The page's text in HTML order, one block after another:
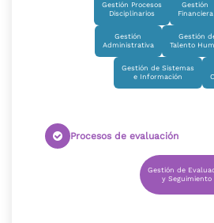
Gestión Procesos
Disciplinarios
Gestión
Financiera
Gestión
Administrativa
Gestión
Talento
Gestión de Sistemas
e Información
Procesos de evaluación
Gestión de
y Seguimiento